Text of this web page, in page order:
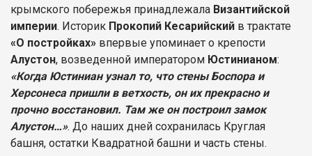
крымского побережья принадлежала Византийской
империи. Историк Прокопий Кесарийский в трактате
«О постройках» впервые упоминает о крепости
Алустон, возведенной императором Юстинианом:
«Когда Юстиниан узнал то, что стены Боспора и
Херсонеса пришли в ветхость, он их прекрасно и
прочно восстановил. Там же он построил замок
Алустон…». До наших дней сохранилась Круглая
башня, остатки Квадратной башни и часть стены.